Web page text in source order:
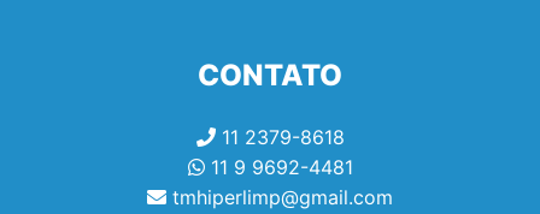
CONTATO
11 2379-8618
11 9 9692-4481
tmhiperlimp@gmail.com